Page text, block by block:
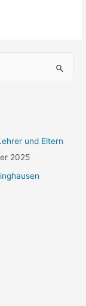
und Eltern
2025